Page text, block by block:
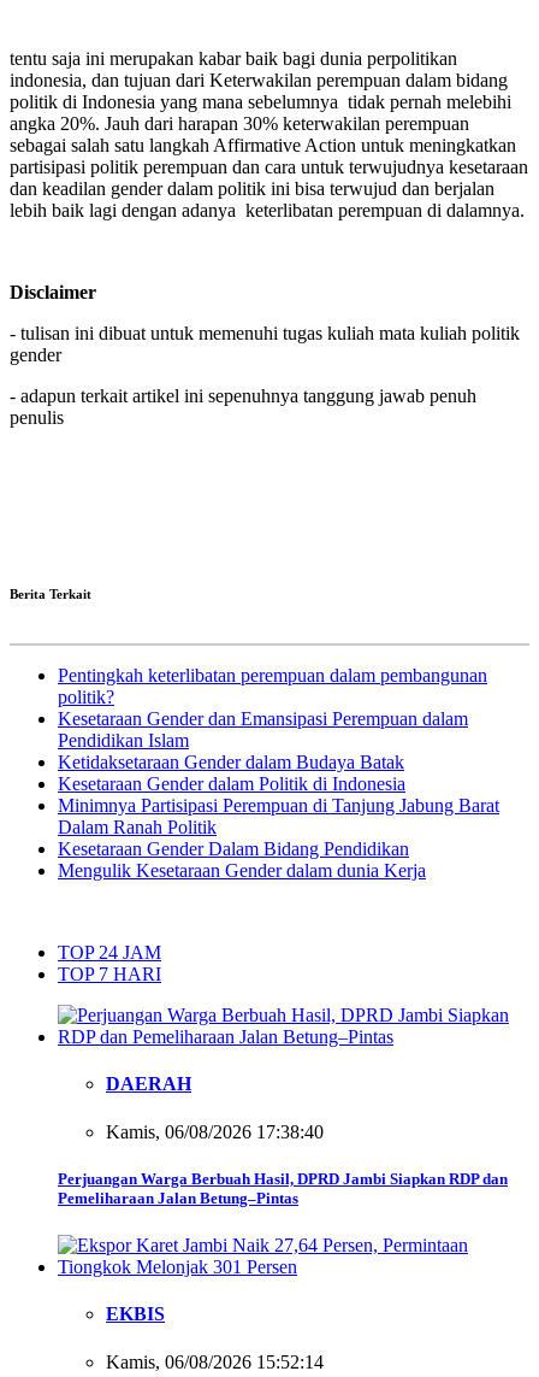
tentu saja ini merupakan kabar baik bagi dunia perpolitikan
indonesia, dan tujuan dari Keterwakilan perempuan dalam bidang
politik di Indonesia yang mana sebelumnya tidak pernah melebihi
angka 20%. Jauh dari harapan 30% keterwakilan perempuan
sebagai salah satu langkah Affirmative Action untuk meningkatkan
partisipasi politik perempuan dan cara untuk terwujudnya kesetaraan
dan keadilan gender dalam politik ini bisa terwujud dan berjalan
lebih baik lagi dengan adanya keterlibatan perempuan di dalamnya.
Disclaimer
- tulisan ini dibuat untuk memenuhi tugas kuliah mata kuliah politik
gender
- adapun terkait artikel ini sepenuhnya tanggung jawab penuh
penulis
Berita Terkait
Pentingkah keterlibatan perempuan dalam pembangunan
politik?
Kesetaraan Gender dan Emansipasi Perempuan dalam
Pendidikan Islam
Ketidaksetaraan Gender dalam Budaya Batak
Kesetaraan Gender dalam Politik di Indonesia
Minimnya Partisipasi Perempuan di Tanjung Jabung Barat
Dalam Ranah Politik
Kesetaraan Gender Dalam Bidang Pendidikan
Mengulik Kesetaraan Gender dalam dunia Kerja
TOP 24 JAM
TOP 7 HARI
DAERAH
Kamis, 06/08/2026 17:38:40
Perjuangan Warga Berbuah Hasil, DPRD Jambi Siapkan RDP dan
Pemeliharaan Jalan Betung–Pintas
EKBIS
Kamis, 06/08/2026 15:52:14